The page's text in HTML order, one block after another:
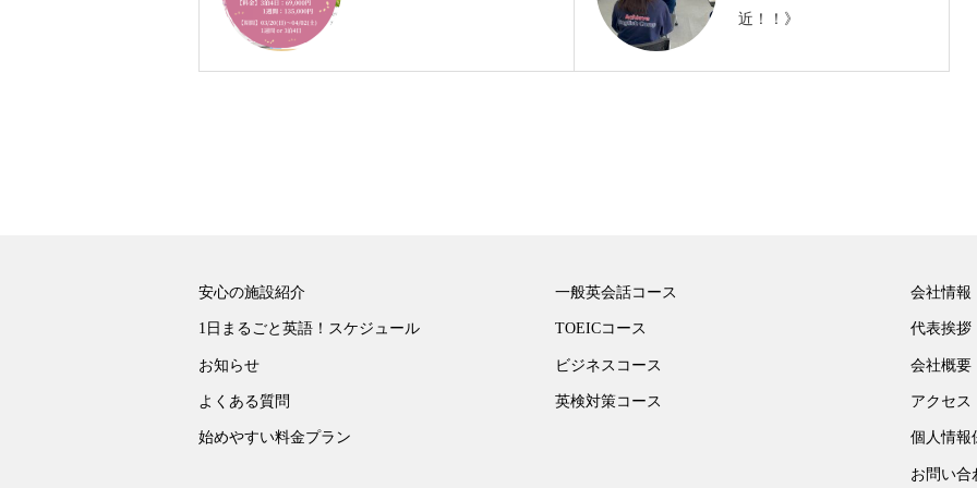
近！！》
安心の施設紹介
1日まるごと英語！スケジュール
お知らせ
よくある質問
始めやすい料金プラン
一般英会話コース
TOEICコース
ビジネスコース
英検対策コース
会社情報
代表挨拶
会社概要
アクセス
個人情報
お問い合